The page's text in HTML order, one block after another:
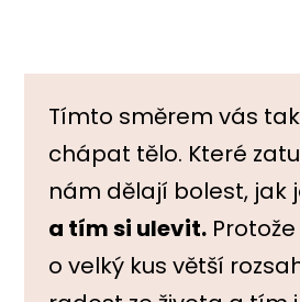
Tímto směrem vás
chápat tělo. Které
nám dělají bolest, jak
a tím si ulevit.
o velký kus větší